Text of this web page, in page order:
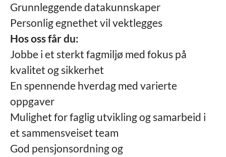
Grunnleggende datakunnskaper
Personlig egnethet vil vektlegges
Hos oss får du:
Jobbe i et sterkt fagmiljø med fokus på
kvalitet og sikkerhet
En spennende hverdag med varierte
oppgaver
Mulighet for faglig utvikling og samarbeid i
et sammensveiset team
God pensjonsordning og